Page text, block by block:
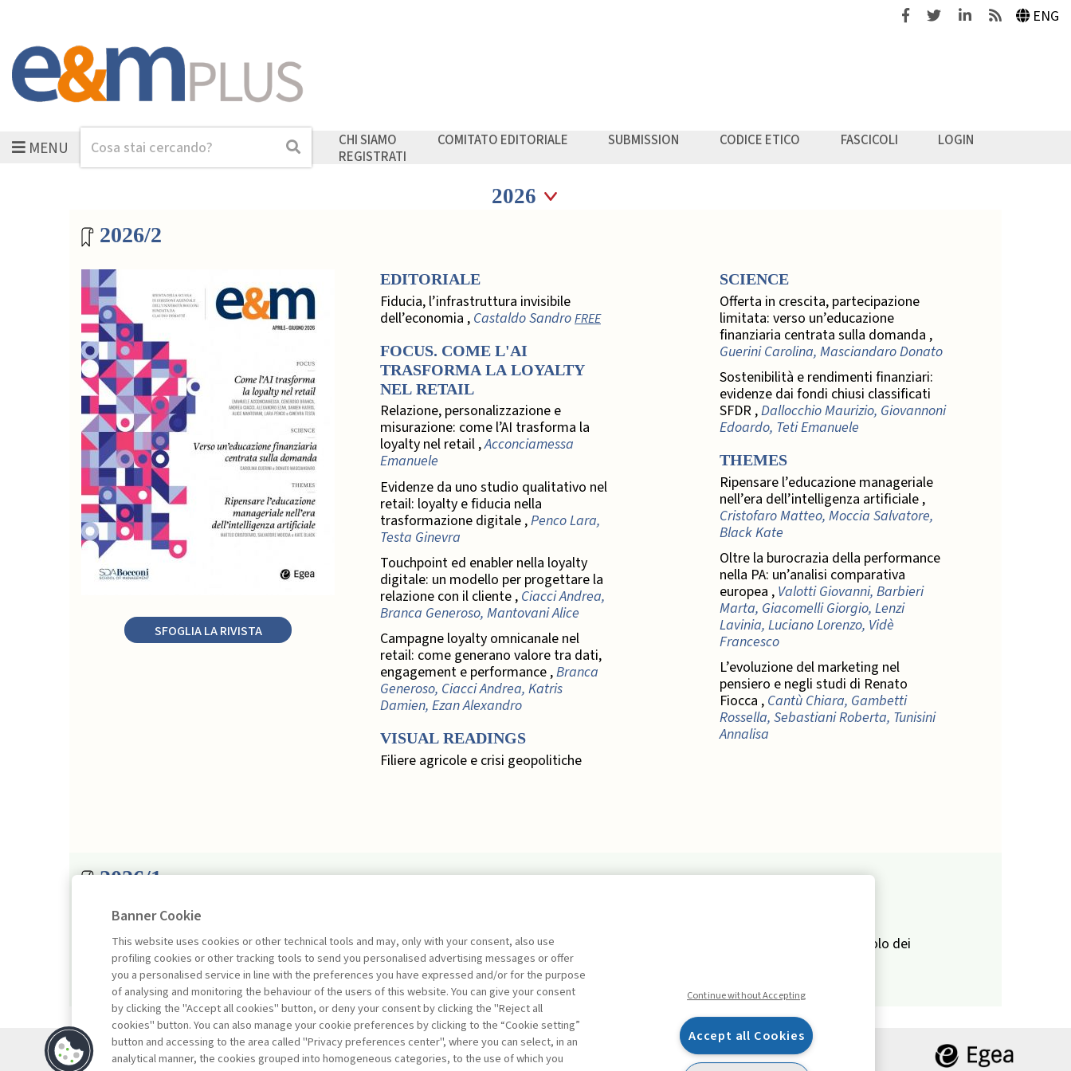
FacebookTwitterLinkedinFeeds ENG
MENUCerca Cerca CHI SIAMO COMITATO EDITORIALE SUBMISSION CODICE ETICO FASCICOLI
LOGIN
REGISTRATI
Seleziona annoSeleziona anno
2026/2
SFOGLIA LA RIVISTA
EDITORIALE
Fiducia, l’infrastruttura invisibile
dell’economia , Castaldo SandroFREE
FOCUS. COME L'AI
TRASFORMA LA LOYALTY
NEL RETAIL
Relazione, personalizzazione e
misurazione: come l’AI trasforma la
loyalty nel retail ,Acconciamessa
Emanuele
Evidenze da uno studio qualitativo nel
retail: loyalty e fiducia nella
trasformazione digitale ,Penco Lara,
Testa Ginevra
Touchpoint ed enabler nella loyalty
digitale: un modello per progettare la
relazione con il cliente , Ciacci Andrea,
Branca Generoso, Mantovani Alice
Campagne loyalty omnicanale nel
retail: come generano valore tra dati,
engagement e performance ,Branca
Generoso, Ciacci Andrea, Katris
Damien, Ezan Alexandro
VISUAL READINGS
Filiere agricole e crisi geopolitiche
SCIENCE
Offerta in crescita, partecipazione
limitata: verso un’educazione
finanziaria centrata sulla domanda ,
Guerini Carolina, Masciandaro Donato
Sostenibilità e rendimenti finanziari:
evidenze dai fondi chiusi classificati
SFDR ,Dallocchio Maurizio, Giovannoni
Edoardo, Teti Emanuele
THEMES
Ripensare l’educazione manageriale
nell’era dell’intelligenza artificiale ,
Cristofaro Matteo, Moccia Salvatore,
Black Kate
Oltre la burocrazia della performance
nella PA: un’analisi comparativa
europea , Valotti Giovanni, Barbieri
Marta, Giacomelli Giorgio, Lenzi
Lavinia, Luciano Lorenzo, Vidè
Francesco
L’evoluzione del marketing nel
pensiero e negli studi di Renato
Fiocca , Cantù Chiara, Gambetti
Rossella, Sebastiani Roberta, Tunisini
Annalisa
2026/1
Marketing, Quo Vadis? ,Busacca
BrunoFREE
FOCUS. UN APPROCCIO
SISTEMICO ALLA
MISURAZIONE DEL RISCHIO
Ripensare il risk assessment: un
Startup: come evolve il ruolo dei
SCIENCE
Colmare il divario tra ricerca e pratica:
trasferire le conoscenze con il game-
based learning ,
Todaro Niccolò, Filippi
Emilia, Pontiggia Andrea, Tosi Duccio,
Contatti
FacebookTwitterLinkedin
Banner Cookie
This website uses cookies or other technical tools and may, only with your consent, also use
profiling cookies or other tracking tools to send you personalised advertising messages or offer
you a personalised service in line with the preferences you have expressed and/or for the purpose
of analysing and monitoring the behaviour of the users of this website. You can give your consent
by clicking the "Accept all cookies" button, or deny your consent by clicking the "Reject all
cookies" button. You can also manage your cookie preferences by clicking to the “Cookie setting”
button and accessing to the area called "Privacy preferences center", where you can select, in an
analytical manner, the cookies grouped into homogeneous categories, to the use of which you
Continue without Accepting
Accept all Cookies